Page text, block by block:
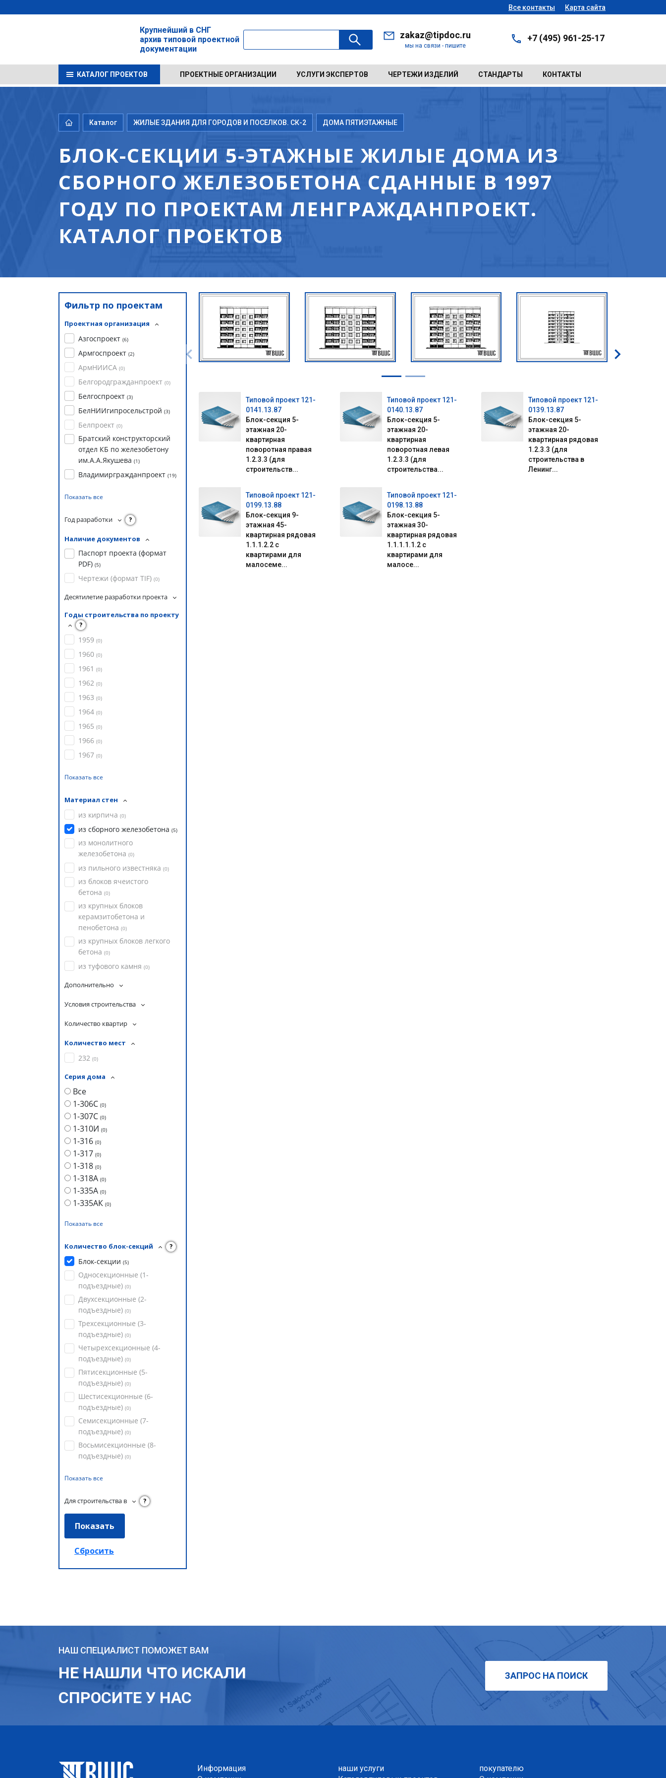
Все контакты Карта сайта
Крупнейший в СНГ
архив типовой проектной
документации
zakaz@tipdoc.ru
мы на связи - пишите
+7 (495) 961-25-17
КАТАЛОГ ПРОЕКТОВ ПРОЕКТНЫЕ ОРГАНИЗАЦИИ УСЛУГИ ЭКСПЕРТОВ ЧЕРТЕЖИ ИЗДЕЛИЙ СТАНДАРТЫ КОНТАКТЫ
Каталог ЖИЛЫЕ ЗДАНИЯ ДЛЯ ГОРОДОВ И ПОСЕЛКОВ. СК-2 ДОМА ПЯТИЭТАЖНЫЕ
БЛОК-СЕКЦИИ 5-ЭТАЖНЫЕ ЖИЛЫЕ ДОМА ИЗ
СБОРНОГО ЖЕЛЕЗОБЕТОНА СДАННЫЕ В 1997
ГОДУ ПО ПРОЕКТАМ ЛЕНГРАЖДАНПРОЕКТ.
КАТАЛОГ ПРОЕКТОВ
Фильтр по проектам
Проектная организация
Азгоспроект (6)
Армгоспроект (2)
АрмНИИСА (0)
Белгородгражданпроект (0)
Белгоспроект (3)
БелНИИгипросельстрой (3)
Белпроект (0)
Братский конструкторский
отдел КБ по железобетону
им.А.А.Якушева (1)
Владимиргражданпроект (19)
Показать все
Год разработки ?
Наличие документов
Паспорт проекта (формат
PDF) (5)
Чертежи (формат TIF) (0)
Десятилетие разработки проекта
Годы строительства по проекту
?
1959 (0)
1960 (0)
1961 (0)
1962 (0)
1963 (0)
1964 (0)
1965 (0)
1966 (0)
1967 (0)
Показать все
Материал стен
из кирпича (0)
из сборного железобетона (5)
из монолитного
железобетона (0)
из пильного известняка (0)
из блоков ячеистого
бетона (0)
из крупных блоков
керамзитобетона и
пенобетона (0)
из крупных блоков легкого
бетона (0)
из туфового камня (0)
Дополнительно
Условия строительства
Количество квартир
Количество мест
232 (0)
Серия дома
Все
1-306С (0)
1-307С (0)
1-310И (0)
1-316 (0)
1-317 (0)
1-318 (0)
1-318А (0)
1-335А (0)
1-335АК (0)
Показать все
Количество блок-секций ?
Блок-секции (5)
Односекционные (1-
подъездные) (0)
Двухсекционные (2-
подъездные) (0)
Трехсекционные (3-
подъездные) (0)
Четырехсекционные (4-
подъездные) (0)
Пятисекционные (5-
подъездные) (0)
Шестисекционные (6-
подъездные) (0)
Семисекционные (7-
подъездные) (0)
Восьмисекционные (8-
подъездные) (0)
Показать все
Для строительства в ?
Типовой проект 121-
0141.13.87
Блок-секция 5-
этажная 20-
квартирная
поворотная правая
1.2.3.3 (для
строительств...
Типовой проект 121-
0140.13.87
Блок-секция 5-
этажная 20-
квартирная
поворотная левая
1.2.3.3 (для
строительства...
Типовой проект 121-
0139.13.87
Блок-секция 5-
этажная 20-
квартирная рядовая
1.2.3.3 (для
строительства в
Ленинг...
Типовой проект 121-
0199.13.88
Блок-секция 9-
этажная 45-
квартирная рядовая
1.1.1.2.2 с
квартирами для
малосеме...
Типовой проект 121-
0198.13.88
Блок-секция 5-
этажная 30-
квартирная рядовая
1.1.1.1.1.2 с
квартирами для
малосе...
НАШ СПЕЦИАЛИСТ ПОМОЖЕТ ВАМ
НЕ НАШЛИ ЧТО ИСКАЛИ
СПРОСИТЕ У НАС
ЗАПРОС НА ПОИСК
Информация
наши услуги
покупателю